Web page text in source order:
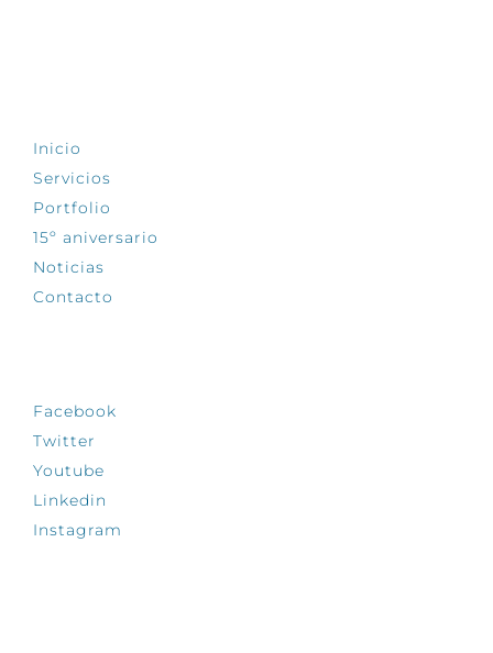
Inicio
Servicios
Portfolio
15º aniversario
Noticias
Contacto
Facebook
Twitter
Youtube
Linkedin
Instagram